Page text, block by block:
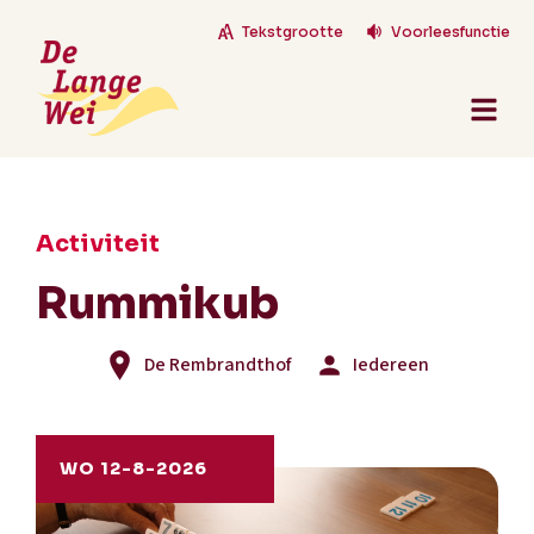
Tekstgrootte Voorleesfunctie
Activiteit
Rummikub
De Rembrandthof Iedereen
WO 12-8-2026